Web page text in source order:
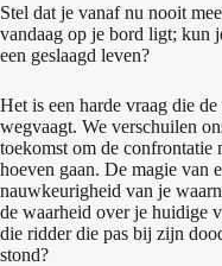
Stel dat je vanaf nu nooit
vandaag op je bord ligt; kun
een geslaagd leven?
Het is een harde vraag die
wegvaagt. We verschuilen
toekomst om de confrontatie
hoeven gaan. De magie van
nauwkeurigheid van je
de waarheid over je huidige
die ridder die pas bij zijn
stond?